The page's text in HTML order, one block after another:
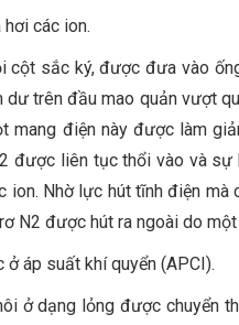
hơi các ion.
cột sắc ký, được đưa vào
dư trên đầu mao quản vượt
mang điện này được làm
được liên tục thổi vào và
ion. Nhờ lực hút tĩnh điện
N2 được hút ra ngoài do
ở áp suất khí quyển (APCI).
ở dạng lỏng được chuyển